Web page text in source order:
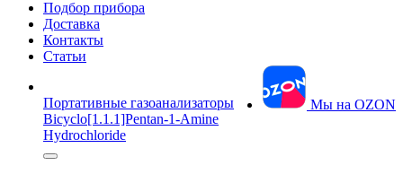
Подбор прибора
Доставка
Контакты
Статьи
Мы на OZON
Портативные газоанализаторы
Bicyclo[1.1.1]Pentan-1-Amine
Hydrochloride